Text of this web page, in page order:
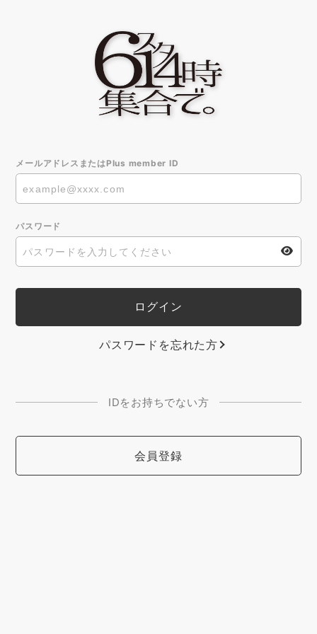
メールアドレスまたはPlus member ID
パスワード
パスワードを忘れた方
IDをお持ちでない方
会員登録